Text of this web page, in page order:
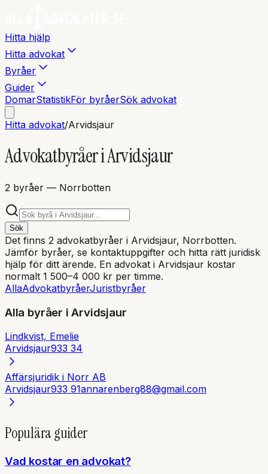
Hitta hjälp
Hitta advokat
Byråer
Guider
DomarStatistikFör byråerSök advokat
Hitta advokat/Arvidsjaur
Advokatbyråer iArvidsjaur
2 byråer — Norrbotten
Sök
Det finns 2 advokatbyråer i Arvidsjaur, Norrbotten.
Jämför byråer, se kontaktuppgifter och hitta rätt juridisk
hjälp för ditt ärende. En advokat i Arvidsjaur kostar
normalt 1 500–4 000 kr per timme.
AllaAdvokatbyråerJuristbyråer
Alla byråer iArvidsjaur
Lindkvist, Emelie
Arvidsjaur933 34
Affärsjuridik i Norr AB
Arvidsjaur933 91annarenberg88@gmail.com
Populära guider
Vad kostar en advokat?